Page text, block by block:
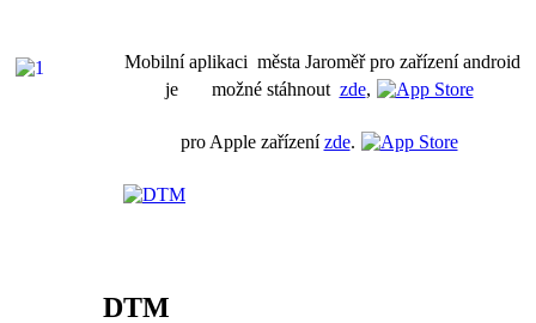
Mobilní aplikaci města Jaroměř pro zařízení android
je možné stáhnout zde,
pro Apple zařízenízde.
DTM